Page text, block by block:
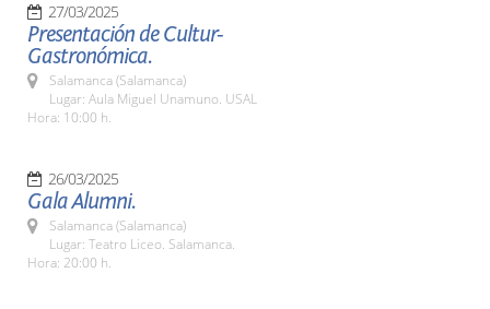
27/03/2025
Presentación de Cultur-
Gastronómica.
Salamanca (Salamanca)
Lugar: Aula Miguel Unamuno. USAL
Hora: 10:00 h.
26/03/2025
Gala Alumni.
Salamanca (Salamanca)
Lugar: Teatro Liceo. Salamanca.
Hora: 20:00 h.